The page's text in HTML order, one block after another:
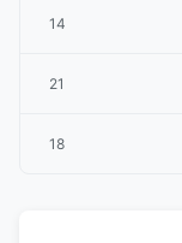
14
21
18